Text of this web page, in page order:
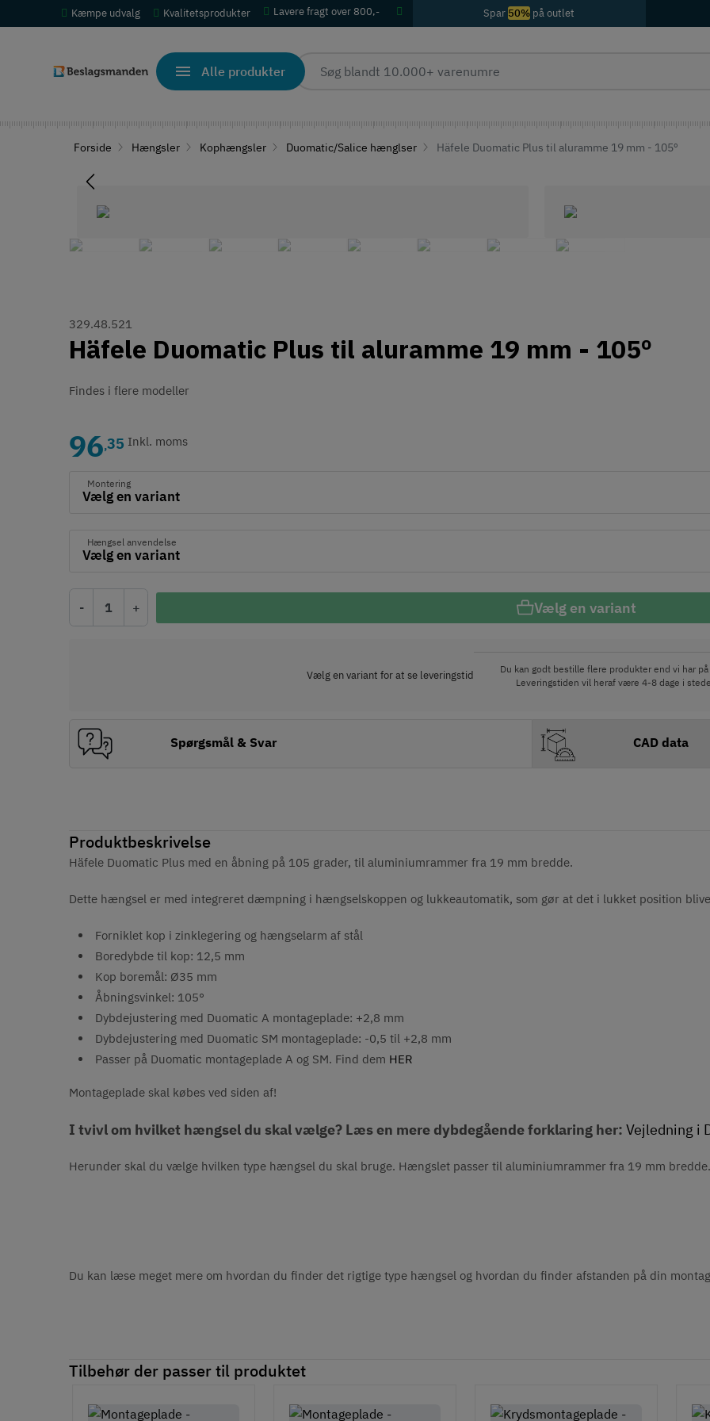
Kæmpe udvalg Kvalitetsprodukter Lavere fragt over 800,- Spar 50% på outlet
Alle produkter
Forside Hængsler Kophængsler Duomatic/Salice hænglser Häfele Duomatic Plus til aluramme 19 mm - 105º
Produktbeskrivelse
Häfele Duomatic Plus med en åbning på 105 grader, til aluminiumrammer fra 19 mm bredde.
Dette hængsel er med integreret dæmpning i hængselskoppen og lukkeautomatik, som gør at det i lukket position
Forniklet kop i zinklegering og hængselarm af stål
Boredybde til kop: 12,5 mm
Kop boremål: Ø35 mm
Åbningsvinkel: 105°
Dybdejustering med Duomatic A montageplade: +2,8 mm
Dybdejustering med Duomatic SM montageplade: -0,5 til +2,8 mm
Passer på Duomatic montageplade A og SM. Find dem HER
Montageplade skal købes ved siden af!
I tvivl om hvilket hængsel du skal vælge? Læs en mere dybdegående forklaring her: Vejledning i
Herunder skal du vælge hvilken type hængsel du skal bruge. Hængslet passer til aluminiumrammer fra 19 mm bredde.
Du kan læse meget mere om hvordan du finder det rigtige type hængsel og hvordan du finder afstanden på din
Tilbehør der passer til produktet
329.48.521
Häfele Duomatic Plus til aluramme 19 mm - 105º
Findes i flere modeller
96,35 Inkl. moms
Montering
Hængsel anvendelse
- + Vælg en variant
Vælg en variant for at se leveringstid
Du kan godt bestille flere produkter end vi har på
Leveringstiden vil heraf være 4-8 dage i
Spørgsmål & Svar CAD data